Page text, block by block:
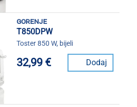
gorenje
T850DPW
Toster 850 W, bijeli
32,99 € Dodaj